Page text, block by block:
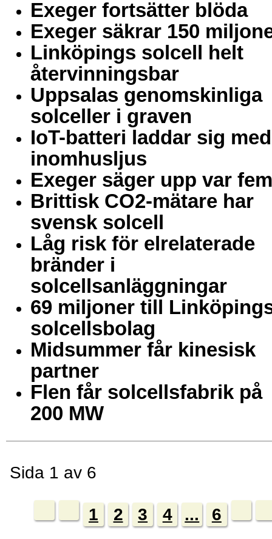
Exeger fortsätter blöda
Exeger säkrar 150
Linköpings solcell helt
återvinningsbar
Uppsalas genomskinliga
solceller i graven
IoT-batteri laddar sig med
inomhusljus
Exeger säger upp var
Brittisk CO2-mätare har
svensk solcell
Låg risk för elrelaterade
bränder i
solcellsanläggningar
69 miljoner till
solcellsbolag
Midsummer får kinesisk
partner
Flen får solcellsfabrik på
200 MW
Sida 1 av 6
1 2 3 4 ... 6